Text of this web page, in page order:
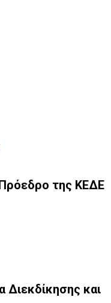
της ΚΕΔΕ
και